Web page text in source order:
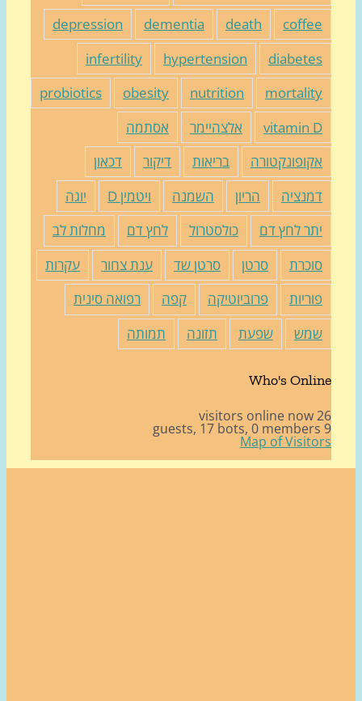
death
dementia
depression
hypertension
infertility
nutrition
obesity
probiotics
vitamin
אלצהיימר
אסתמה
בריאות דיקור
דכאון
הריון השמנה ויטמין D
יוגה
לחץ דם
כולסטרול לחץ דם
מחלות לב
סרטן סרטן שד ענת צחור
עקרות
פרוביוטיקה קפה
רפואה סינית
שפעת תזונה תמותה
Who's
17 bots, 0 members
Map of